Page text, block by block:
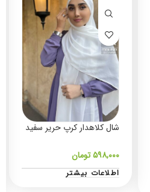
شال کلاهدار کرپ حریر سفید
۵۹۸,۰۰۰تومان
اطلاعات بیشتر